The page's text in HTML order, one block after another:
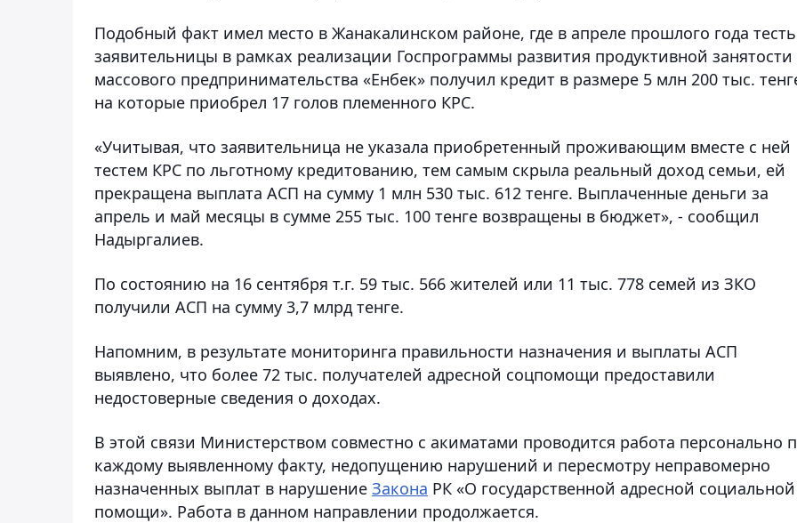
Подобный факт имел место в Жанакалинском районе, где в апреле прошлого года тесть
заявительницы в рамках реализации Госпрограммы развития продуктивной
массового предпринимательства «Енбек» получил кредит в размере 5 млн 200 тыс.
на которые приобрел 17 голов племенного КРС.
«Учитывая, что заявительница не указала приобретенный проживающим вместе с ней
тестем КРС по льготному кредитованию, тем самым скрыла реальный доход семьи, ей
прекращена выплата АСП на сумму 1 млн 530 тыс. 612 тенге. Выплаченные деньги за
апрель и май месяцы в сумме 255 тыс. 100 тенге возвращены в бюджет», - сообщил
Надыргалиев.
По состоянию на 16 сентября т.г. 59 тыс. 566 жителей или 11 тыс. 778 семей из ЗКО
получили АСП на сумму 3,7 млрд тенге.
Напомним, в результате мониторинга правильности назначения и выплаты АСП
выявлено, что более 72 тыс. получателей адресной соцпомощи предоставили
недостоверные сведения о доходах.
В этой связи Министерством совместно с акиматами проводится работа персонально
каждому выявленному факту, недопущению нарушений и пересмотру неправомерно
назначенных выплат в нарушение Закона РК «О государственной адресной социальной
помощи». Работа в данном направлении продолжается.